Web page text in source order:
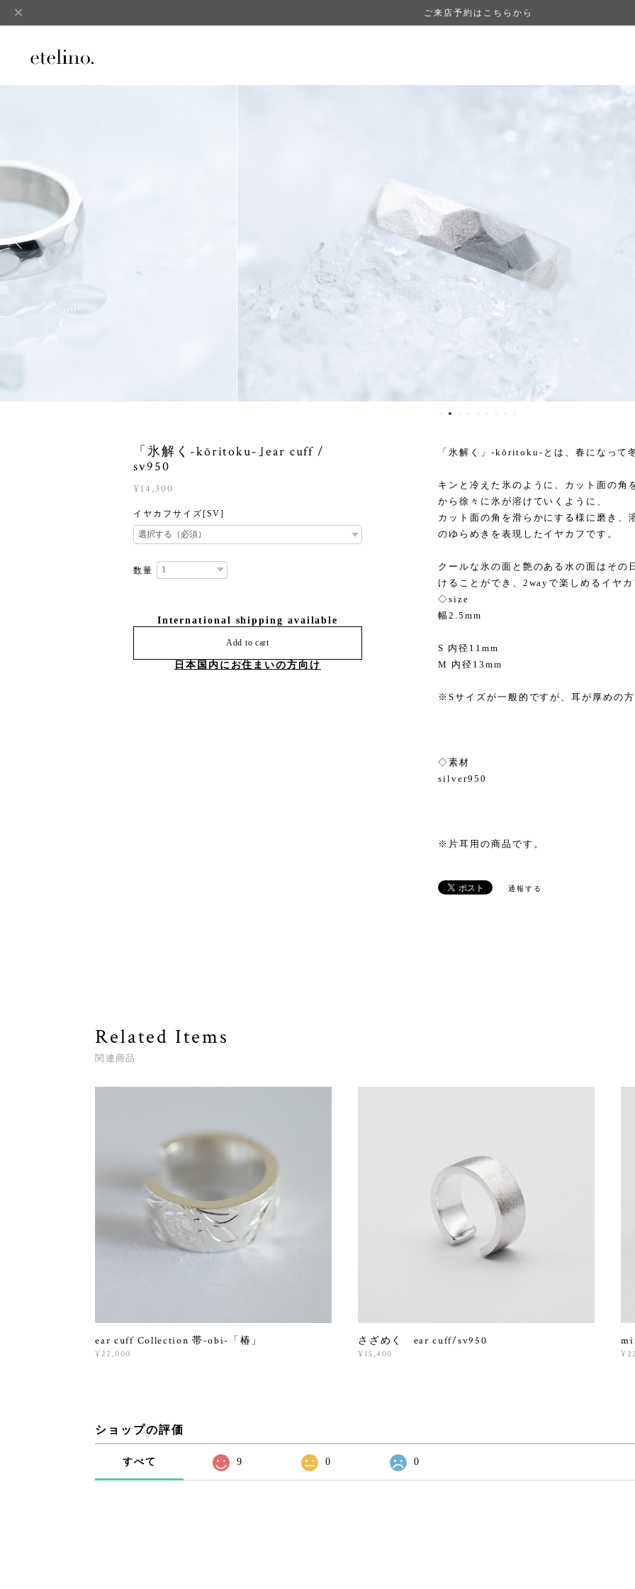
ご来店予約はこちらから
「氷解く-kōritoku-｣ear cuff /
sv950
¥14,300
イヤカフサイズ[SV]
数量
International shipping available
Add to cart
日本国内にお住まいの方向け
「氷解く」-kōritoku-とは、春になって
キンと冷えた氷のように、カット面の角
から徐々に氷が溶けていくように、
カット面の角を滑らかにする様に磨き、
のゆらめきを表現したイヤカフです。
クールな氷の面と艶のある水の面はその
けることができ、2wayで楽しめるイヤカ
◇size
幅2.5mm
S 内径11mm
M 内径13mm
※Sサイズが一般的ですが、耳が厚めの
◇素材
silver950
※片耳用の商品です。
通報する
Related Items
関連商品
ear cuff Collection 帯-obi-「椿」
¥22,000
さざめく ear cuff/sv950
¥15,400
ショップの評価
すべて 9 0 0